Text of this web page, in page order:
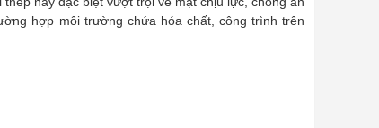
hợp môi trường chứa hóa chất, công trình trên